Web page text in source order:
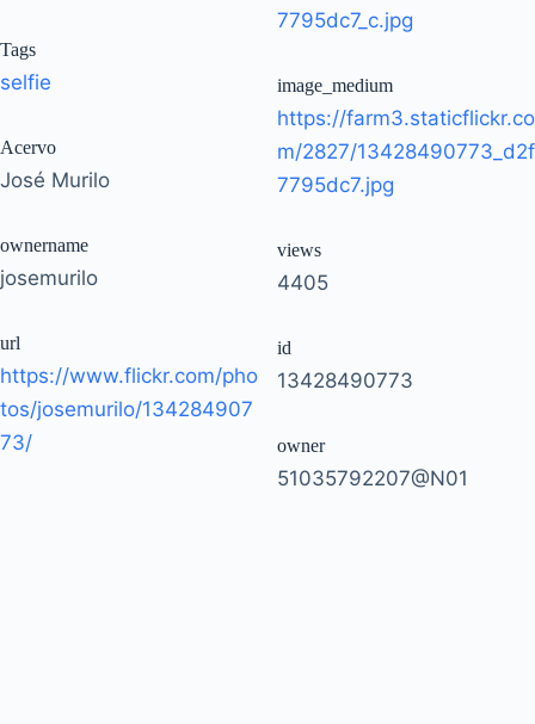
Tags
selfie
Acervo
José Murilo
ownername
josemurilo
url
https://www.flickr.com/pho
tos/josemurilo/134284907
73/
7795dc7_c.jpg
image_medium
https://farm3.staticflickr.co
m/2827/13428490773_d2f
7795dc7.jpg
views
4405
id
13428490773
owner
51035792207@N01